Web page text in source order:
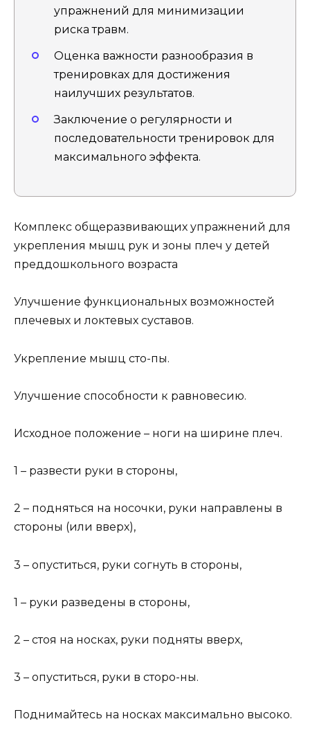
упражнений для минимизации
риска травм.
Оценка важности разнообразия в
тренировках для достижения
наилучших результатов.
Заключение о регулярности и
последовательности тренировок для
максимального эффекта.
Комплекс общеразвивающих упражнений для
укрепления мышц рук и зоны плеч у детей
преддошкольного возраста
Улучшение функциональных возможностей
плечевых и локтевых суставов.
Укрепление мышц сто-пы.
Улучшение способности к равновесию.
Исходное положение – ноги на ширине плеч.
1 – развести руки в стороны,
2 – подняться на носочки, руки направлены в
стороны (или вверх),
3 – опуститься, руки согнуть в стороны,
1 – руки разведены в стороны,
2 – стоя на носках, руки подняты вверх,
3 – опуститься, руки в сторо-ны.
Поднимайтесь на носках максимально высоко.